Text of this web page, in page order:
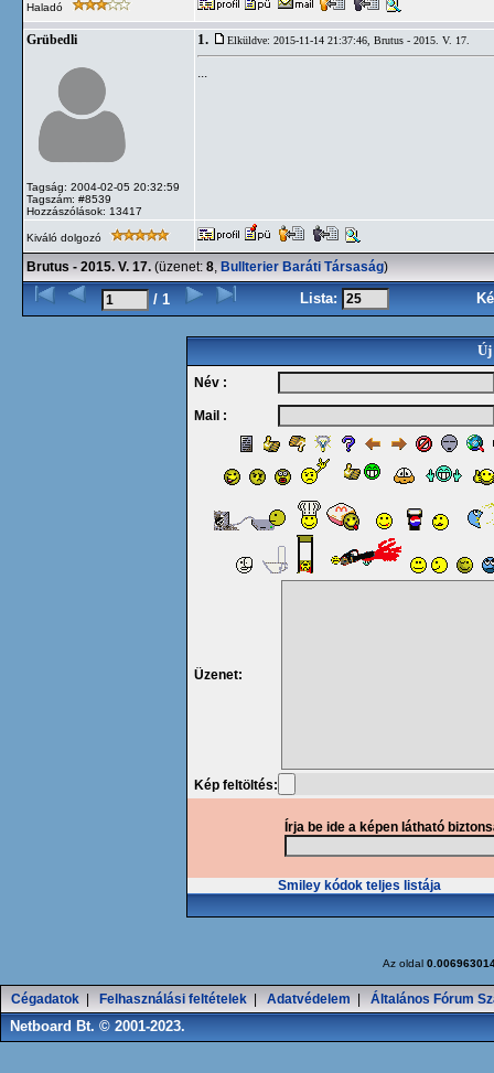
Haladó
Grübedli
Tagság: 2004-02-05 20:32:59
Tagszám: #8539
Hozzászólások: 13417
1. Elküldve: 2015-11-14 21:37:46, Brutus - 2015. V. 17.
Kiváló dolgozó
Brutus - 2015. V. 17. (üzenet: 8, Bullterier Baráti Társaság)
/ 1 Lista:
Új
Név :
Mail :
Üzenet:
Kép feltöltés:
Írja be ide a képen látható
Smiley kódok teljes listája
Az oldal
Cégadatok Felhasználási feltételek Adatvédelem Általános Fórum
Netboard Bt. © 2001-2023.